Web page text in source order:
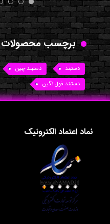
برچسب محصولات
دستبند دستبند چین
دستبند فول نگین
نماد اعتماد الکترونیک